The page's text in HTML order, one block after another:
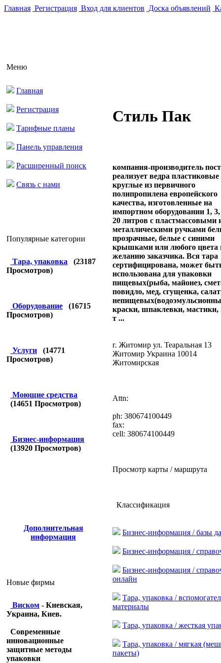
Главная Регистрация Вход для клиентов Доска объявлений
Меню
Главная
Регистрация
Тарифные планы
Панель управления
Расширенный поиск
Связь с нами
Популярные категории
Тара, упаковка (23187
Просмотров)
Оборудование (16715
Просмотров)
Услуги (14771
Просмотров)
Моющие средства
(14651 Просмотров)
Бизнес-информация
(13920 Просмотров)
Дополнительная
информация
Новые фирмы
Виском - Киевская,
Украина, Киев.
Современные
инновационные
защитные методы
упаковки
Стиль Пак
компания-производитель
реализует ведра пластиковые
круглые из первичного
полипропилена европейского
качества, изготовленные на
импортном оборудовании 1, 3,
20 литров с пластмассовыми
металлическими ручками
прозрачные, белые с синими
крышками или любого цвета
желанию заказчика. Вся тара
сертифицирована, может
использована для упаковки
пищевых(рыба, майонез,
повидло, мед, сгущенка,
краски, шпаклевки, мастики,
т ...
г. Житомир ул. Теаральная 13
Житомир Украина 10014
Житомирская
Attn:
ph: 380674100449
fax:
cell: 380674100449
Просмотр карты / маршрута
Классификация
Бизнес-информация / базы
Бизнес-информация /
Бизнес-информация /
онлайн
Тара, упаковка /
материалы
Тара, упаковка / жесткая
Тара, упаковка / мягкая
пакеты)